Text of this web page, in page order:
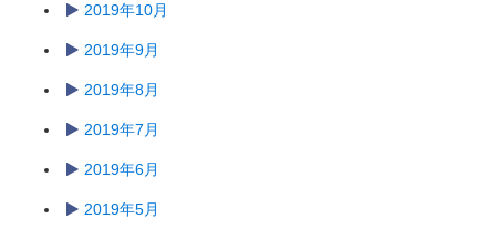
2019年10月
2019年9月
2019年8月
2019年7月
2019年6月
2019年5月